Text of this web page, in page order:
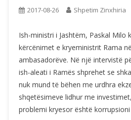
2017-08-26 Shpetim Zinxhiria
Ish-ministri i Jashtëm, Paskal
kërcënimet e kryeministrit Rama
ambasadorëve. Në një intervistë
ish-aleati i Ramës shprehet se
nuk mund të bëhen me urdhra
shqetësimeve lidhur me
problemi kryesor është